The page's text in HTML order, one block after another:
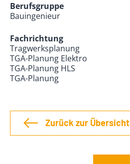
Berufsgruppe
Bauingenieur
Fachrichtung
Tragwerksplanung
TGA-Planung Elektro
TGA-Planung HLS
TGA-Planung
Zurück zur Übersicht